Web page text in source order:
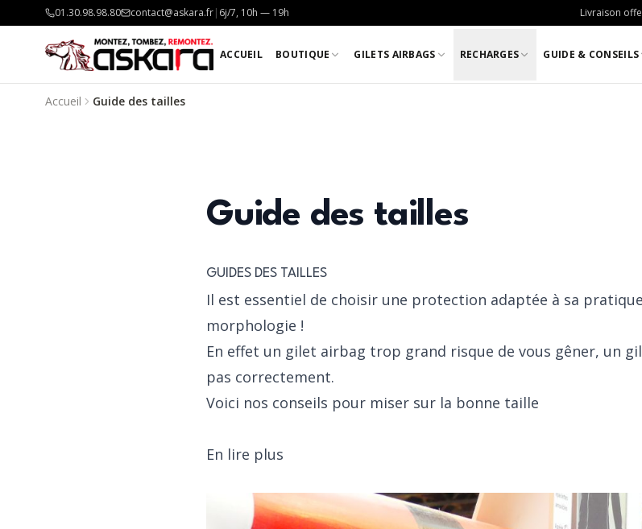
01.30.98.98.80 contact@askara.fr| 6j/7, 10h — 19h Livraison
ACCUEIL BOUTIQUE GILETS AIRBAGS RECHARGES GUIDE & CONSEILS
Accueil Guide des tailles
Guide des tailles
GUIDES DES TAILLES
Il est essentiel de choisir une protection adaptée à sa
morphologie !
En effet un gilet airbag trop grand risque de vous gêner, un
pas correctement.
Voici nos conseils pour miser sur la bonne taille
En lire plus